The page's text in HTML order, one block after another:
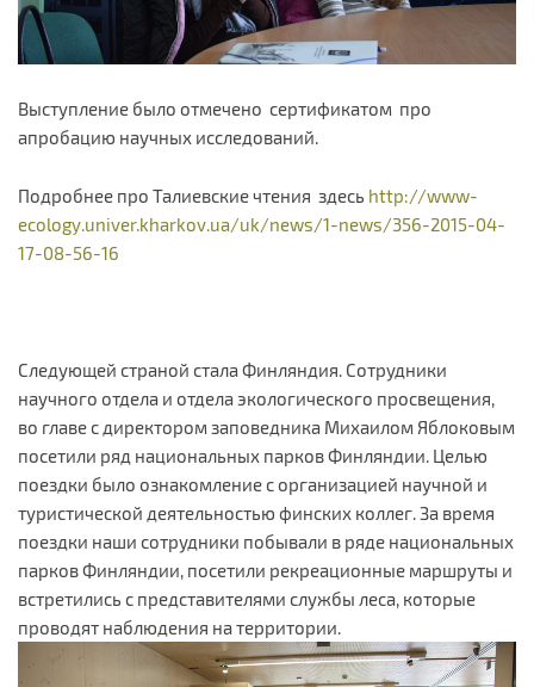
Выступление было отмечено сертификатом про
апробацию научных исследований.
Подробнее про Талиевские чтения здесь http://www-
ecology.univer.kharkov.ua/uk/news/1-news/356-2015-04-
17-08-56-16
Следующей страной стала Финляндия. Сотрудники
научного отдела и отдела экологического просвещения,
во главе с директором заповедника Михаилом Яблоковым
посетили ряд национальных парков Финляндии. Целью
поездки было ознакомление с организацией научной и
туристической деятельностью финских коллег. За время
поездки наши сотрудники побывали в ряде национальных
парков Финляндии, посетили рекреационные маршруты и
встретились с представителями службы леса, которые
проводят наблюдения на территории.